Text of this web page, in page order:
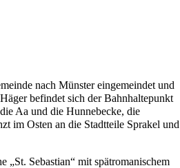
nach Münster eingemeindet und
Hägerbefindet sich der Bahnhaltepunkt
Aa und die Hunnebecke, die
im Osten an die Stadtteile Sprakel und
„St. Sebastian“ mit spätromanischem